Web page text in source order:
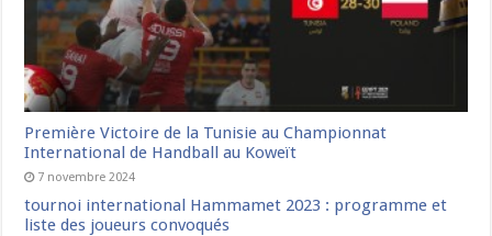
Première Victoire de la Tunisie au Championnat
International de Handball au Koweït
7 novembre 2024
tournoi international Hammamet 2023 : programme et
liste des joueurs convoqués